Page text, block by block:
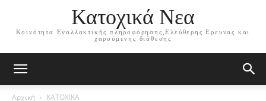
Κατοχικά Νεα
Κοινότητα Εναλλακτικής πληροφόρησης,Ελεύθερης Ερευνας και
χαρούμενης διάθεσης
Αρχική ΚΑΤΟΧΙΚΑ